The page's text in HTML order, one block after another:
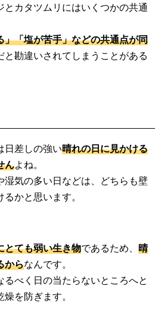
とカタツムリにはいくつかの共通
」「塩が苦手」などの共通点が同
と勘違いされてしまうことがある
日差しの強い晴れの日に見かける
んよね。
湿気の多い日などは、どちらも壁
かと思います。
とても弱い生き物であるため、 晴
からなんです。
るべく日の当たらないところへと
を防ぎます。